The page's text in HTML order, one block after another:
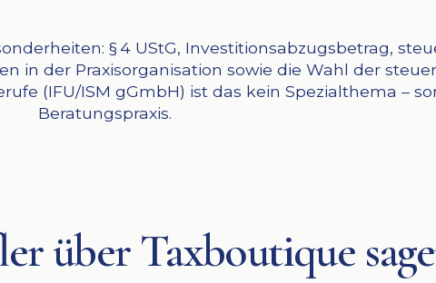
§ 4 UStG, Investitionsabzugsbetrag,
in der Praxisorganisation sowie die Wahl der
(IFU/ISM gGmbH) ist das kein Spezialthema –
Beratungspraxis.
über Taxboutique